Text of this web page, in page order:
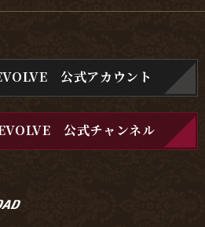
公式アカウント
公式チャンネル